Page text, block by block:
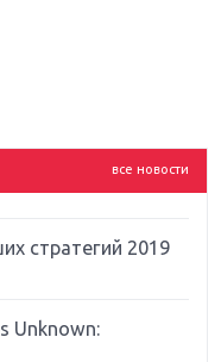
все новости
стратегий 2019
Unknown: